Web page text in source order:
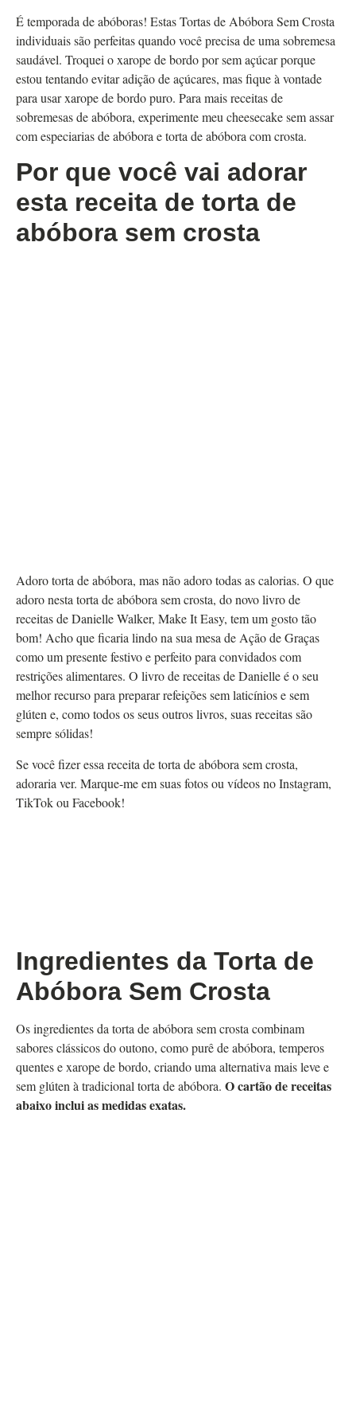
É temporada de abóboras! Estas Tortas de Abóbora Sem Crosta
individuais são perfeitas quando você precisa de uma sobremesa
saudável. Troquei o xarope de bordo por sem açúcar porque
estou tentando evitar adição de açúcares, mas fique à vontade
para usar xarope de bordo puro. Para mais receitas de
sobremesas de abóbora, experimente meu cheesecake sem assar
com especiarias de abóbora e torta de abóbora com crosta.
Por que você vai adorar
esta receita de torta de
abóbora sem crosta
Adoro torta de abóbora, mas não adoro todas as calorias. O que
adoro nesta torta de abóbora sem crosta, do novo livro de
receitas de Danielle Walker, Make It Easy, tem um gosto tão
bom! Acho que ficaria lindo na sua mesa de Ação de Graças
como um presente festivo e perfeito para convidados com
restrições alimentares. O livro de receitas de Danielle é o seu
melhor recurso para preparar refeições sem laticínios e sem
glúten e, como todos os seus outros livros, suas receitas são
sempre sólidas!
Se você fizer essa receita de torta de abóbora sem crosta,
adoraria ver. Marque-me em suas fotos ou vídeos no Instagram,
TikTok ou Facebook!
Ingredientes da Torta de
Abóbora Sem Crosta
Os ingredientes da torta de abóbora sem crosta combinam
sabores clássicos do outono, como purê de abóbora, temperos
quentes e xarope de bordo, criando uma alternativa mais leve e
sem glúten à tradicional torta de abóbora. O cartão de receitas
abaixo inclui as medidas exatas.